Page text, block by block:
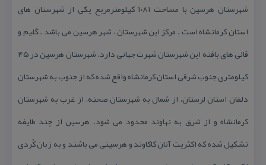
شهرستان هرسین با مساحت ۱۰۸۱ كیلومترمربع یكی از شهرستان های
استان كرمانشاه است . مركز این شهرستان ، شهر هرسین می باشد . گلیم و
قالی های بافته این شهرستان شهرت جهانی دارد. شهرستان هرسین در ۴۵
كیلومتری جنوب شرقی استان كرمانشاه واقع شده كه از جنوب به شهرستان
دلفان استان لرستان، از شمال به شهرستان صحنه، از غرب به شهرستان
كرمانشاه و از شرق به نهاوند محدود می شود. هرسین از چند طایفه
تشكیل شده كه اكثریت آنان كاكاوند و هرسینی می باشند و به زبان كُردی